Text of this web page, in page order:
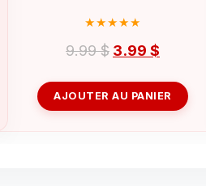
9.99$ Le
initial
3.99 $
actuel
AJOUTER AU PANIER